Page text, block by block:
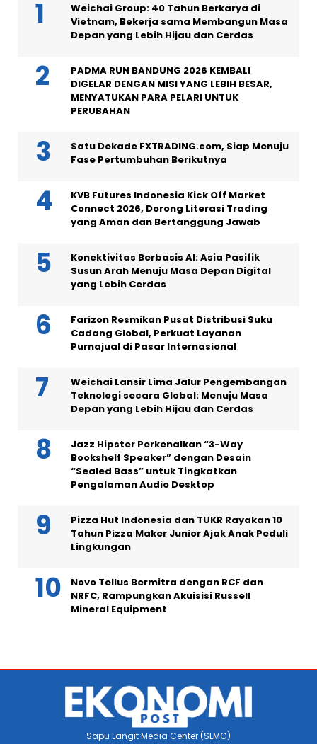
Weichai Group: 40 Tahun Berkarya di
Vietnam, Bekerja sama Membangun Masa
Depan yang Lebih Hijau dan Cerdas
PADMA RUN BANDUNG 2026 KEMBALI
DIGELAR DENGAN MISI YANG LEBIH BESAR,
MENYATUKAN PARA PELARI UNTUK
PERUBAHAN
Satu Dekade FXTRADING.com, Siap Menuju
Fase Pertumbuhan Berikutnya
KVB Futures Indonesia Kick Off Market
Connect 2026, Dorong Literasi Trading
yang Aman dan Bertanggung Jawab
Konektivitas Berbasis AI: Asia Pasifik
Susun Arah Menuju Masa Depan Digital
yang Lebih Cerdas
Farizon Resmikan Pusat Distribusi Suku
Cadang Global, Perkuat Layanan
Purnajual di Pasar Internasional
Weichai Lansir Lima Jalur Pengembangan
Teknologi secara Global: Menuju Masa
Depan yang Lebih Hijau dan Cerdas
Jazz Hipster Perkenalkan “3-Way
Bookshelf Speaker” dengan Desain
“Sealed Bass” untuk Tingkatkan
Pengalaman Audio Desktop
Pizza Hut Indonesia dan TUKR Rayakan 10
Tahun Pizza Maker Junior Ajak Anak Peduli
Lingkungan
Novo Tellus Bermitra dengan RCF dan
NRFC, Rampungkan Akuisisi Russell
Mineral Equipment
Sapu Langit Media Center (SLMC)